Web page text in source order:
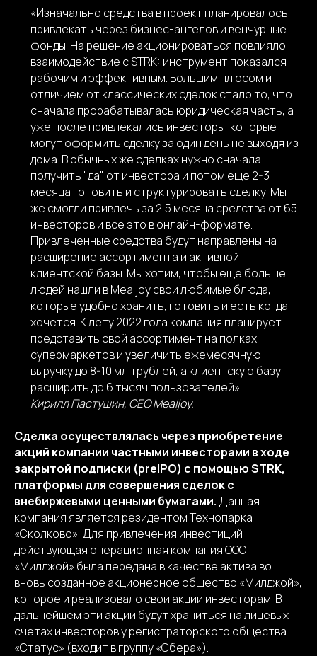
«Изначально средства в проект планировалось
привлекать через бизнес-ангелов и венчурные
фонды. На решение акционироваться повлияло
взаимодействие с STRK: инструмент показался
рабочим и эффективным. Большим плюсом и
отличием от классических сделок стало то, что
сначала прорабатывалась юридическая часть, а
уже после привлекались инвесторы, которые
могут оформить сделку за один день не выходя из
дома. В обычных же сделках нужно сначала
получить "да" от инвестора и потом еще 2-3
месяца готовить и структурировать сделку. Мы
же смогли привлечь за 2,5 месяца средства от 65
инвесторов и все это в онлайн-формате.
Привлеченные средства будут направлены на
расширение ассортимента и активной
клиентской базы. Мы хотим, чтобы еще больше
людей нашли в Mealjoy свои любимые блюда,
которые удобно хранить, готовить и есть когда
хочется. К лету 2022 года компания планирует
представить свой ассортимент на полках
супермаркетов и увеличить ежемесячную
выручку до 8-10 млн рублей, а клиентскую базу
расширить до 6 тысяч пользователей»
Кирилл Пастушин, CEO Mealjoy.
Сделка осуществлялась через приобретение
акций компании частными инвесторами в ходе
закрытой подписки (preIPO) с помощью STRK,
платформы для совершения сделок с
внебиржевыми ценными бумагами. Данная
компания является резидентом Технопарка
«Сколково». Для привлечения инвестиций
действующая операционная компания ООО
«Милджой» была передана в качестве актива во
вновь созданное акционерное общество «Милджой»,
которое и реализовало свои акции инвесторам. В
дальнейшем эти акции будут храниться на лицевых
счетах инвесторов у регистраторского общества
«Статус» (входит в группу «Сбера»).